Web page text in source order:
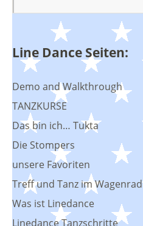
Line Dance Seiten:
Demo and Walkthrough
TANZKURSE
Das bin ich… Tukta
Die Stompers
unsere Favoriten
Treff und Tanz im Wagenrad
Was ist Linedance
Linedance Tanzschritte